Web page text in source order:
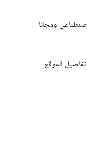
ومجانا
الموقع